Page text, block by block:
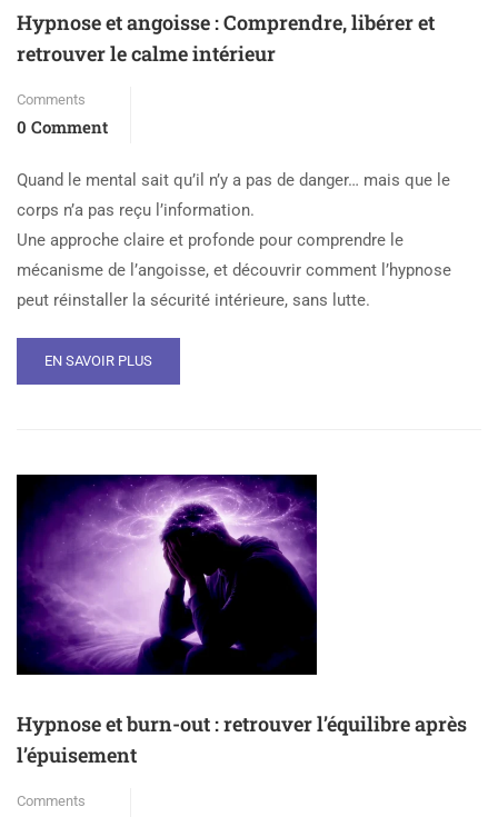
Hypnose et angoisse : Comprendre, libérer et
retrouver le calme intérieur
Comments
0 Comment
Quand le mental sait qu’il n’y a pas de danger… mais que le
corps n’a pas reçu l’information.
Une approche claire et profonde pour comprendre le
mécanisme de l’angoisse, et découvrir comment l’hypnose
peut réinstaller la sécurité intérieure, sans lutte.
EN SAVOIR PLUS
Hypnose et burn-out : retrouver l’équilibre après
l’épuisement
Comments